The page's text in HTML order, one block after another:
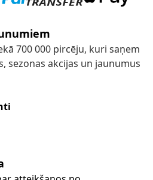
700 000 pircēju, kuri saņem
sezonas akcijas un jaunumus